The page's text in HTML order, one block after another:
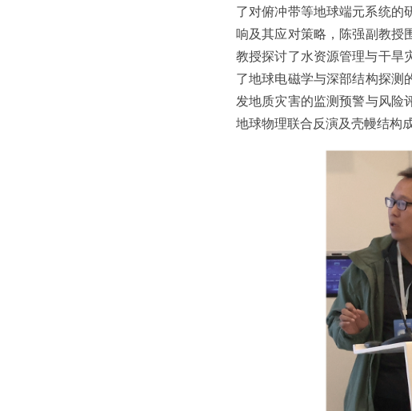
了对俯冲带等地球端元系统的
响及其应对策略，陈强副教授
教授探讨了水资源管理与干旱
了地球电磁学与深部结构探测
发地质灾害的监测预警与风险
地球物理联合反演及壳幔结构